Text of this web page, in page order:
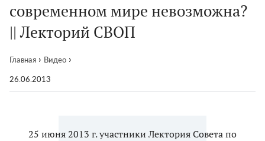
современном мире невозможна?
|| Лекторий СВОП
Главная › Видео ›
26.06.2013
25 июня 2013 г. участники Лектория Совета по